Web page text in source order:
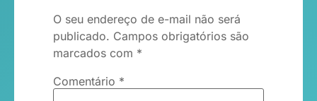
O seu endereço de e-mail não será
publicado. Campos obrigatórios são
marcados com *
Comentário *